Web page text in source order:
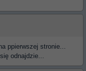
ppierwszej stronie...
odnajdzie...